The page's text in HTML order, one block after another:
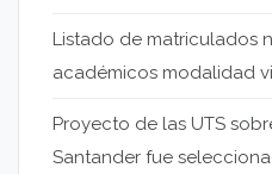
Listado de matriculados
académicos modalidad
Proyecto de las UTS
Santander fue